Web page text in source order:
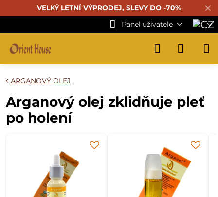
✕
VELKÝ LETNÍ VÝPRODEJ, SLEVY DO -70%
Panel uživatele
ARGANOVÝ OLEJ
Arganový olej zklidňuje pleť
po holení